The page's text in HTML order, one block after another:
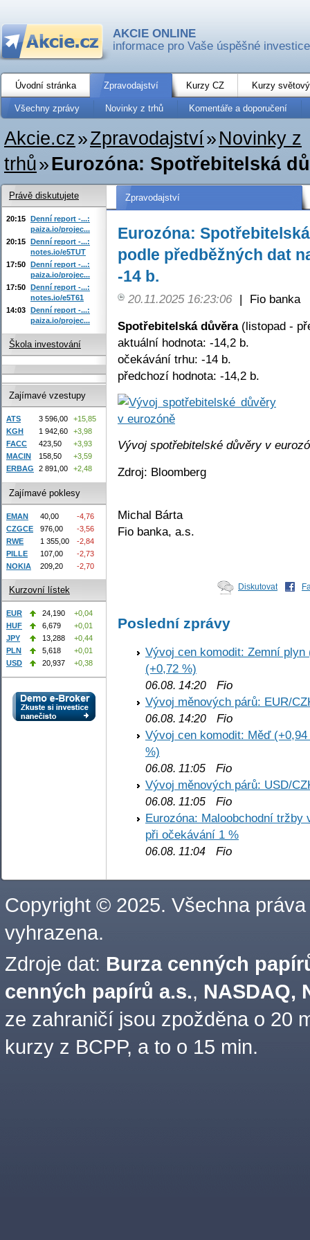
AKCIE ONLINE
informace pro Vaše úspěšné investice
Úvodní stránka Zpravodajství Kurzy CZ Kurzy
Všechny zprávy Novinky z trhů Komentáře a doporučení
Akcie.cz»Zpravodajství» Novinky z
trhů»Eurozóna: Spotřebitelská
Zpravodajství
Eurozóna:
podle předběžných dat
-14 b.
20.11.2025 16:23:06 |
Fio banka
Spotřebitelská důvěra(listopad -
aktuální hodnota: -14,2 b.
očekávání trhu: -14 b.
předchozí hodnota: -14,2 b.
Vývoj spotřebitelské důvěry v
Zdroj: Bloomberg
Michal Bárta
Fio banka, a.s.
Diskutovat
Poslední zprávy
Vývoj cen komodit: Zemní
(+0,72 %)
06.08. 14:20 Fio
Vývoj měnových párů: EUR/
06.08. 14:20 Fio
Vývoj cen komodit: Měď
%)
06.08. 11:05 Fio
Vývoj měnových párů: USD/
06.08. 11:05 Fio
Eurozóna: Maloobchodní
při očekávání 1 %
06.08. 11:04 Fio
Právě diskutujete
20:15 Denní report -...:
paiza.io/projec...
20:15 Denní report -...:
notes.io/e5TUT
17:50 Denní report -...:
paiza.io/projec...
17:50 Denní report -...:
notes.io/e5T61
14:03 Denní report -...:
paiza.io/projec...
Škola investování
Zajímavé vzestupy
ATS 3 596,00
+15,85
KGH
1 942,60
+3,98
FACC
423,50
+3,93
MACIN
158,50
+3,59
ERBAG
2 891,00 +2,48
Zajímavé poklesy
EMAN 40,00
-4,76
CZGCE
976,00
-3,56
RWE
1 355,00
-2,84
PILLE
107,00
-2,73
NOKIA
209,20 -2,70
Kurzovní lístek
EUR 24,190
+0,04
HUF
6,679
+0,01
JPY
13,288
+0,44
PLN
5,618
+0,01
USD
20,937 +0,38
Copyright © 2025. Všechna práva
vyhrazena.
Zdroje dat: Burza cenných
cenných papírů a.s., NASDAQ,
ze zahraničí jsou zpožděna o 20
kurzy z BCPP, a to o 15 min.